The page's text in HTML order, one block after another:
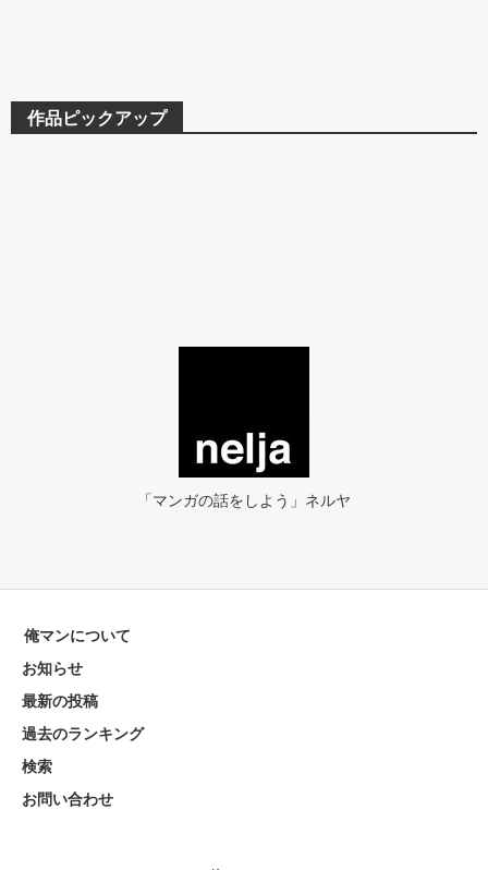
作品ピックアップ
「マンガの話をしよう」ネルヤ
俺マンについて
お知らせ
最新の投稿
過去のランキング
検索
お問い合わせ